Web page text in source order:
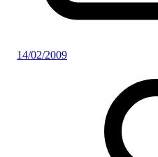
14/02/2009